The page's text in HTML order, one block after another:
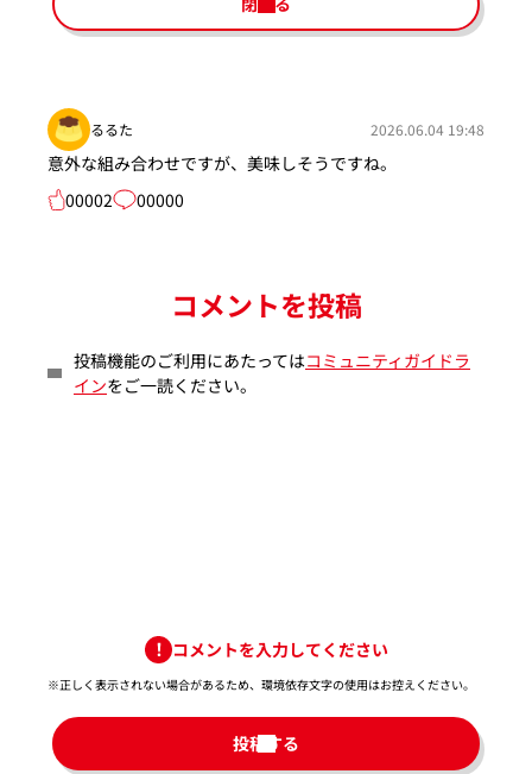
るるた 2026.06.04 19:48
意外な組み合わせですが、美味しそうですね。
00002
00000
コメントを投稿
投稿機能のご利用にあたってはコミュニティガイドラ
インをご一読ください。
コメントを入力してください
※正しく表示されない場合があるため、環境依存文字の使用はお控えください。​
投稿する